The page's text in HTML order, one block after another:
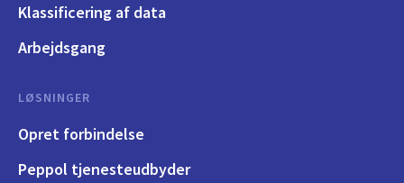
Klassificering af data
Arbejdsgang
LØSNINGER
Opret forbindelse
Peppol tjenesteudbyder